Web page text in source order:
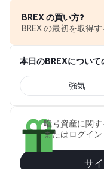
BREX の買い方?
BREX の最初を取得
本日のBREXについて
強気
暗号資産に関
またはログイン
サ